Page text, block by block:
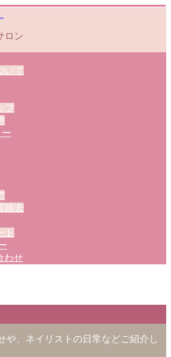
ロン
いて
フ
除去
ト
わせ
や、ネイリストの日常などご紹介し